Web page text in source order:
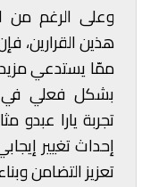
وعلى الرغم من
هذين القرارين،
ممّا يستدعي
بشكل فعلي في
تجربة يارا عبدو
إحداث تغيير
تعزيز التضامن